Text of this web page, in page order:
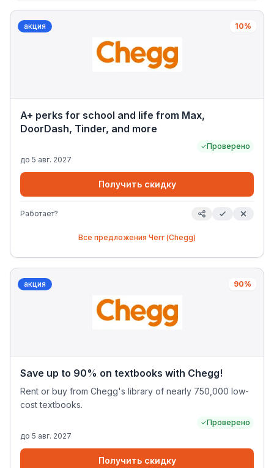
акция 10%
A+ perks for school and life from Max,
DoorDash, Tinder, and more
Проверено
до 5 авг. 2027
Получить скидку
Работает?
Все предложения Чегг (Chegg)
акция 90%
Save up to 90% on textbooks with Chegg!
Rent or buy from Chegg's library of nearly 750,000 low-
cost textbooks.
Проверено
до 5 авг. 2027
Получить скидку